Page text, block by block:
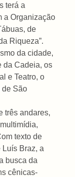
terá a
a Organização
de
Riqueza”.
da cidade,
da Cadeia, os
e Teatro, o
de São
três andares,
texto de
Braz, a
busca da
cênicas-